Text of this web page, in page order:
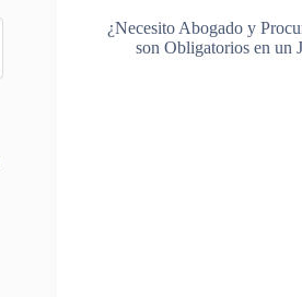
¿Necesito Abogado y
son Obligatorios en un